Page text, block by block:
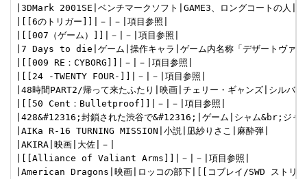
|3DMark 2001SE|ベンチマークソフト|GAME3、ロングコートの人|
|[[6のトリガー]]|－|－|項目参照|
|[[007（ゲーム）]]|－|－|項目参照|
|7 Days to die|ゲーム|操作キャラ|ゲーム内名称「デザートヴァル
|[[009 RE：CYBORG]]|－|－|項目参照|
|[[24 -TWENTY FOUR-]]|－|－|項目参照|
|48時間PART2/帰って来たふたり|映画|チェリー・ギャンズ|シルバ
|[[50 Cent：Bulletproof]]|－|－|項目参照|
|428&#12316;封鎖された渋谷で&#12316;|ゲーム|シャム&br;ジャ
|AIKa R-16 TURNING MISSION|小説|凪紗りさこ|麻酔弾|
|AKIRA|映画|大佐|－|
|[[Alliance of Valiant Arms]]|－|－|項目参照|
|American Dragons|映画|ロッコの部下|[[コブレイ/SWD ストリ